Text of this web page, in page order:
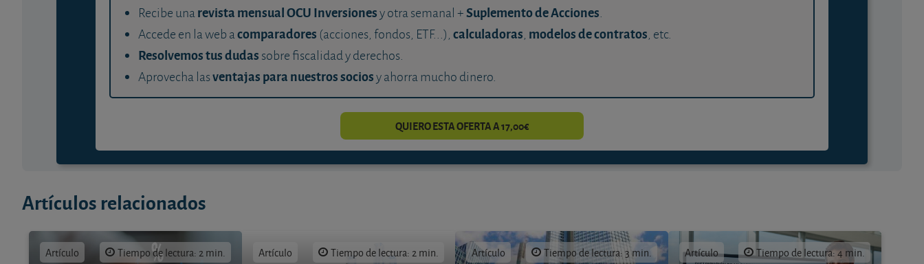
Recibe unarevista mensual OCU Inversionesy otra semanal +Suplemento de Acciones.
Accede en la web acomparadores (acciones, fondos, ETF...), calculadoras, modelos de contratos, etc.
Resolvemos tus dudas sobre fiscalidad y derechos.
Aprovecha lasventajas para nuestros sociosy ahorra mucho dinero.
QUIERO ESTA OFERTA A 17,00€
Artículos relacionados
Artículo Tiempo de lectura: 2 min. Artículo Tiempo de lectura: 2 min. Artículo Tiempo de lectura: 3 min. Artículo Tiempo de lectura: 4 min.